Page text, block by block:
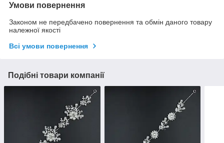
Умови повернення
Законом не передбачено повернення та обмін даного товару
належної якості
Всі умови повернення
Подібні товари компанії